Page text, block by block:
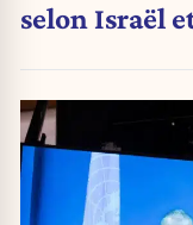
selon Israël